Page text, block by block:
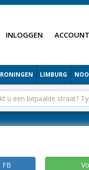
INLOGGEN
LIMBURG